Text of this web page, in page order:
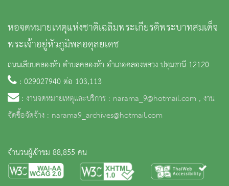
หอจดหมายเหตุแห่งชาติเฉลิมพระเกียรติพระบาทสมเด็จ
พระเจ้าอยู่หัวภูมิพลอดุลยเดช
ถนนเลียบคลองห้า ตำบลคลองห้า อำเภอคลองหลวง ปทุมธานี 12120
: 029027940 ต่อ 103,113
: งานจดหมายเหตุและบริการ : narama_9@hotmail.com , งาน
จัดซื้อจัดจ้าง : narama9_archives@hotmail.com
จำนวนผู้เข้าชม 88,855 คน